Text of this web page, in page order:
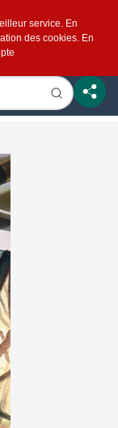
service. En
des cookies. En